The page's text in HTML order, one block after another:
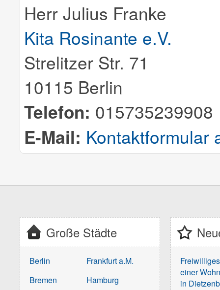
Herr Julius Franke
Kita Rosinante e.V.
Strelitzer Str. 71
10115 Berlin
Telefon: 015735239908
E-Mail: Kontaktformular
Große Städte
Berlin
Bremen
Frankfurt a.M.
Hamburg
einer
in